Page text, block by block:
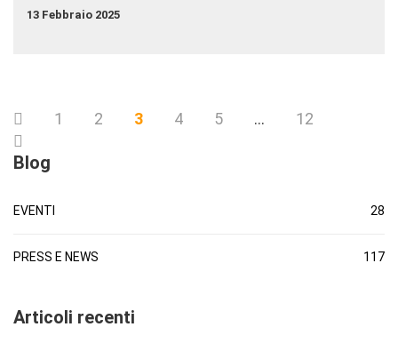
13 Febbraio 2025
1 2 3 4 5 … 12
Blog
EVENTI 28
PRESS E NEWS 117
Articoli recenti